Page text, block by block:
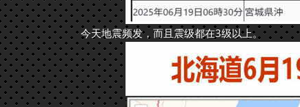
今天地震频发，而且震级都在3级以上。